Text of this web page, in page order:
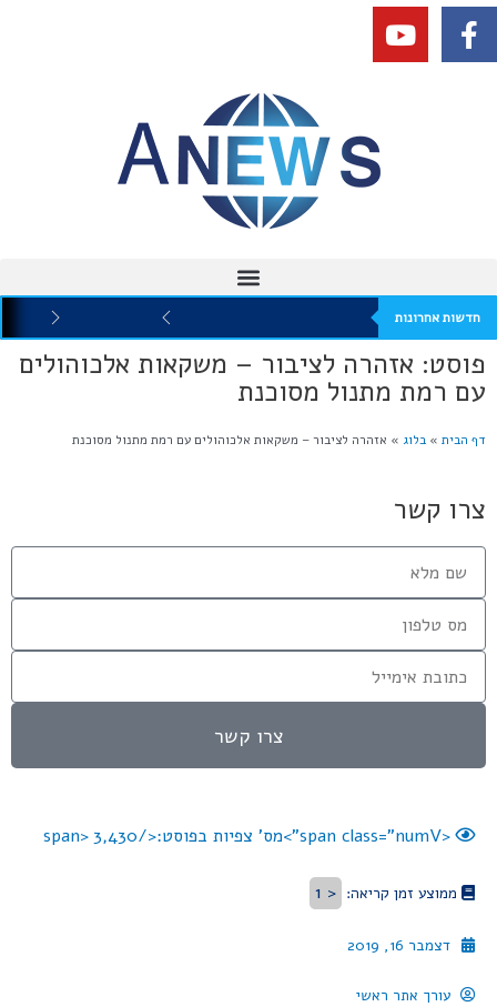
חדשות אחרונות
פוסט: אזהרה לציבור – משקאות אלכוהולים
עם רמת מתנול מסוכנת
דף הבית » בלוג » אזהרה לציבור – משקאות אלכוהולים עם רמת מתנול מסוכנת
<span class="numV">מס' צפיות בפוסט:</span> 3,430
ממוצע זמן קריאה: < 1
דצמבר 16, 2019
עורך אתר ראשי
צרו קשר
צרו קשר